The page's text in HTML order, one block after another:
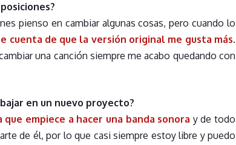
pienso en cambiar algunas cosas, pero cuando lo
cuenta de que la versión original me gusta más.
una canción siempre me acabo quedando con
en un nuevo proyecto?
empiece a hacer una banda sonora y de todo
de él, por lo que casi siempre estoy libre y puedo